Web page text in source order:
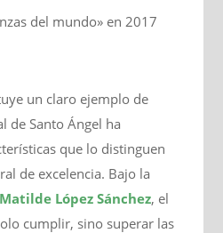
del mundo» en 2017
un claro ejemplo de
de Santo Ángel ha
que lo distinguen
de excelencia. Bajo la
Matilde López Sánchez, el
cumplir, sino superar las